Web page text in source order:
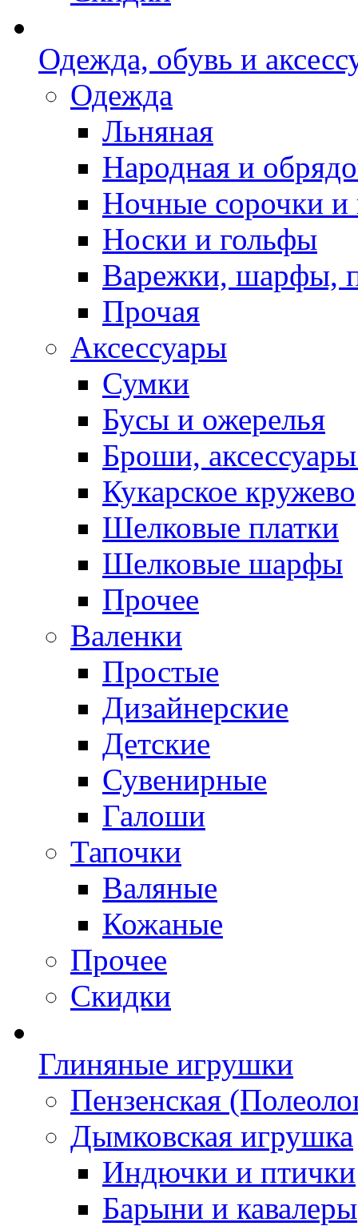
Одежда, обувь и
Одежда
Льняная
Народная и
Ночные сорочки
Носки и гольфы
Варежки, шарфы,
Прочая
Аксессуары
Сумки
Бусы и ожерелья
Броши,
Кукарское кружево
Шелковые платки
Шелковые шарфы
Прочее
Валенки
Простые
Дизайнерские
Детские
Сувенирные
Галоши
Тапочки
Валяные
Кожаные
Прочее
Скидки
Глиняные игрушки
Пензенская
Дымковская игрушка
Индючки и птички
Барыни и кавалеры